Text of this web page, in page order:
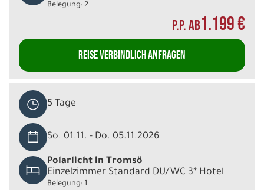
Belegung: 2
P.P. AB1.199 €
REISE VERBINDLICH ANFRAGEN
5 Tage
So. 01.11. - Do. 05.11.2026
Polarlicht in Tromsö
Einzelzimmer Standard DU/WC 3* Hotel
Belegung: 1